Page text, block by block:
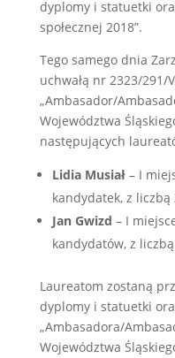
dyplomy i statuetki
społecznej 2018”.
Tego samego dnia
uchwałą nr 2323/291/
„Ambasador/
Województwa
następujących
Lidia Musiał– I
kandydatek, z
Jan Gwizd – I
kandydatów, z
Laureatom zostaną
dyplomy i statuetki
„Ambasadora/
Województwa